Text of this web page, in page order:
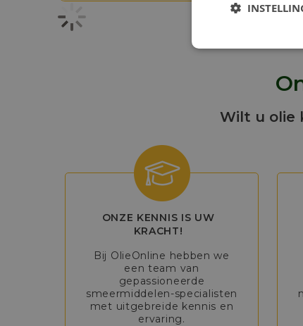
Wilt u olie
ONZE KENNIS IS UW
KRACHT!
Bij OlieOnline hebben we
een team van
gepassioneerde
smeermiddelen-specialisten
met uitgebreide kennis en
ervaring.